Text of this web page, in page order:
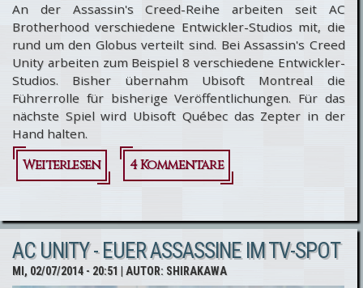
An der Assassin's Creed-Reihe arbeiten seit AC
Brotherhood verschiedene Entwickler-Studios mit, die
rund um den Globus verteilt sind. Bei Assassin's Creed
Unity arbeiten zum Beispiel 8 verschiedene Entwickler-
Studios. Bisher übernahm Ubisoft Montreal die
Führerrolle für bisherige Veröffentlichungen. Für das
nächste Spiel wird Ubisoft Québec das Zepter in der
Hand halten.
Weiterlesen
über Ubisoft
nächste Führer
einer weiteren
Assassin's Creed
4 Kommentare
AC UNITY - EUER ASSASSINE IM TV-SPOT
MI, 02/07/2014 - 20:51 | AUTOR: SHIRAKAWA